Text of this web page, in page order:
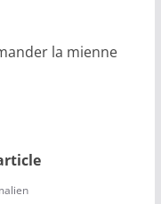
la mienne